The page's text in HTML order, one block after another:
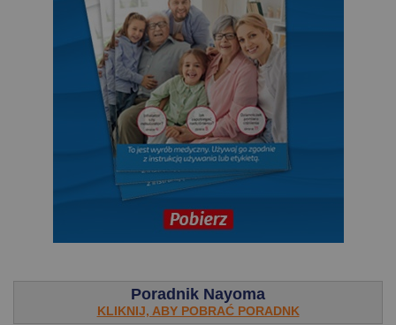
Poradnik Nayoma
KLIKNIJ, ABY POBRAĆ PORADNK